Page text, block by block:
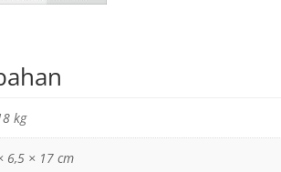
kg
6,5 × 17 cm